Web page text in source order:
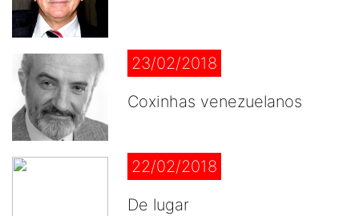
23/02/2018
Coxinhas venezuelanos
22/02/2018
De lugar